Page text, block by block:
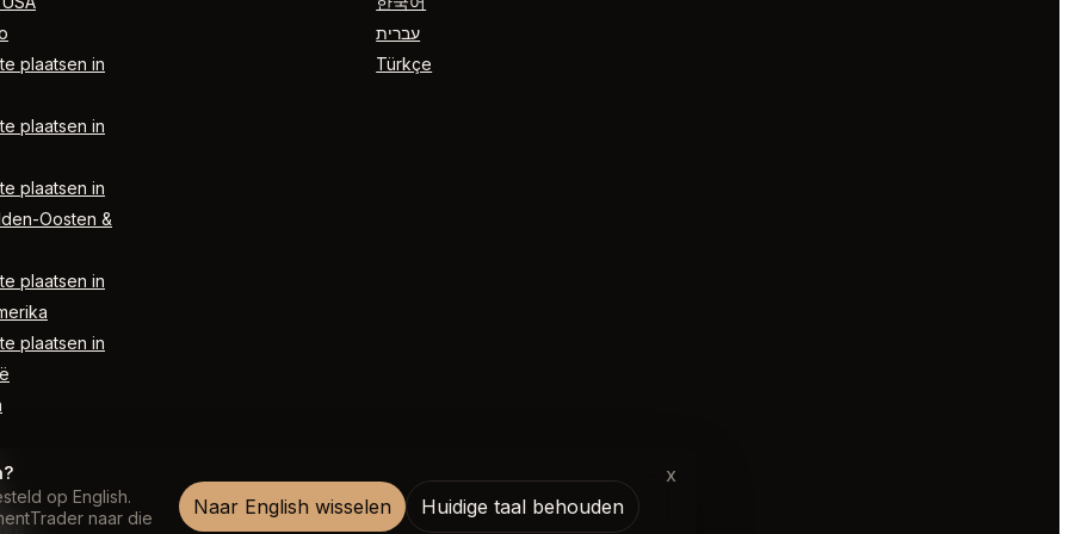
plaatsen in
plaatsen in
plaatsen in
Oosten &
plaatsen in
plaatsen in
עברית
Türkçe
op English.
naar die
Naar English wisselen Huidige taal behouden
x